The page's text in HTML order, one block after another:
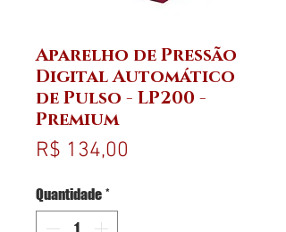
Aparelho de Pressão
Digital Automático
de Pulso - LP200 -
Premium
R$ 134,00
Quantidade *